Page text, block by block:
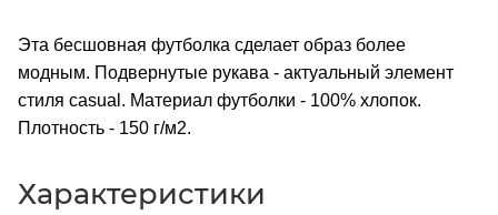
Эта бесшовная футболка сделает образ более
модным. Подвернутые рукава - актуальный элемент
стиля casual. Материал футболки - 100% хлопок.
Плотность - 150 г/м2.
Характеристики